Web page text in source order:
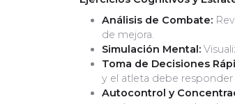
Análisis de Combate:
de mejora.
Simulación Mental:
Toma de Decisiones
y el atleta debe
Autocontrol y